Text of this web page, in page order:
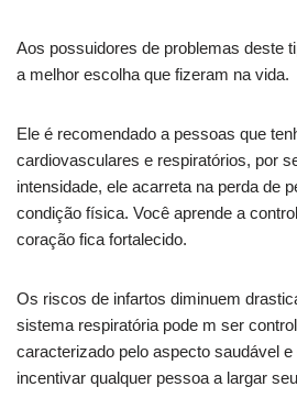
Aos possuidores de problemas deste
a melhor escolha que fizeram na vida.
Ele é recomendado a pessoas que
cardiovasculares e respiratórios, por
intensidade, ele acarreta na perda de
condição física. Você aprende a
coração fica fortalecido.
Os riscos de infartos diminuem
sistema respiratória pode m ser
caracterizado pelo aspecto saudável
incentivar qualquer pessoa a largar